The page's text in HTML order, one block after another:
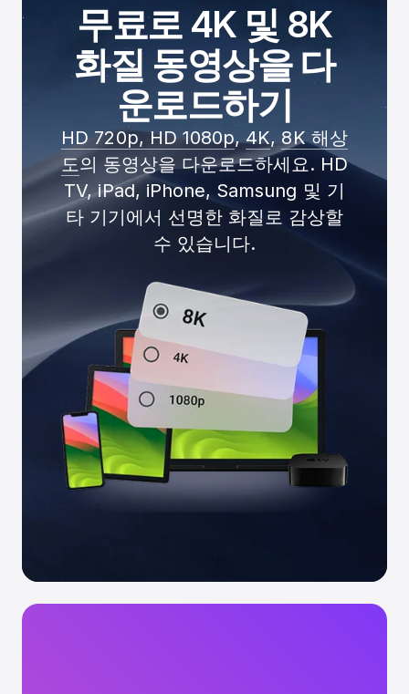
무료로 4K 및 8K
화질 동영상을 다
운로드하기
HD 720p, HD 1080p,4K, 8K 해상
도의 동영상을 다운로드하세요. HD
TV, iPad, iPhone, Samsung 및 기
타 기기에서 선명한 화질로 감상할
수 있습니다.